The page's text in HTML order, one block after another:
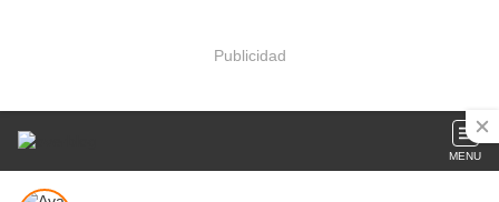
Publicidad
MENU